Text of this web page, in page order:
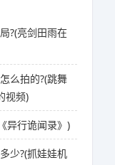
?(亮剑田雨在
么拍的?(跳舞
视频)
异行诡闻录》)
少?(抓娃娃机